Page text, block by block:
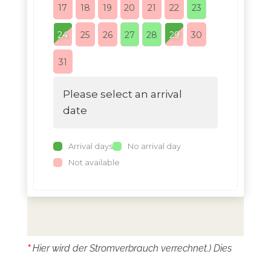
*Hier wird der Stromverbrauch verrechnet.) Dies
17 18 19 20 21 22 23
24 25 26 27 28 29 30
31
Please select an arrival
date
Arrival days
No arrival day
Not available